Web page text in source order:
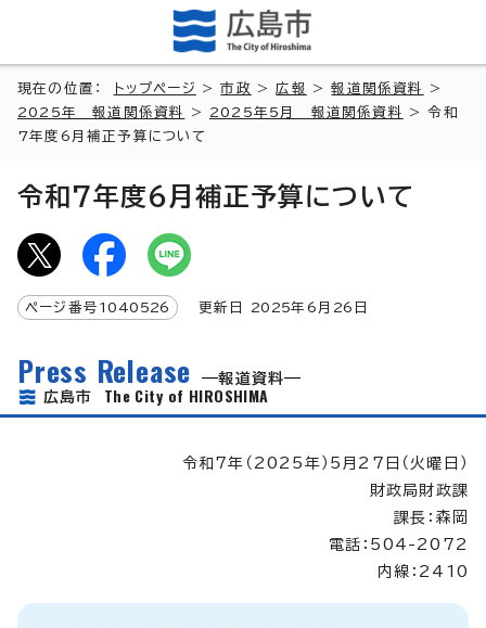
現在の位置： トップページ >市政 >広報 >報道関係資料
>
2025年 報道関係資料
> 2025年5月 報道関係資料
> 令和
7年度6月補正予算について
令和7年度6月補正予算について
ページ番号 1040526 更新日 2025年6月 26 日
Press Release
報道資料
広島市 The City of HIROSHIMA
令和7年（2025年）5月27日（火曜日）
財政局財政課
課長：森岡
電話：504-2072
内線：2410